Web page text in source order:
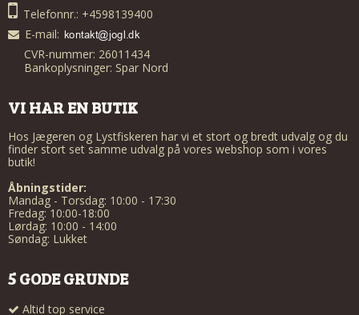
Telefonnr.: +4598139400
E-mail:
CVR-nummer: 26011434
Bankoplysninger: Spar Nord
VI HAR EN BUTIK
Hos Jægeren og Lystfiskeren har vi et stort og bredt udvalg og du
finder stort set samme udvalg på vores webshop som i vores
butik!
Åbningstider:
Mandag - Torsdag: 10:00 - 17:30
Fredag: 10:00-18:00
Lørdag: 10:00 - 14:00
Søndag: Lukket
5 GODE GRUNDE
Altid top service